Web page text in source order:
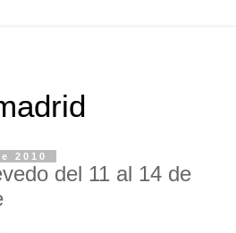
2010
del 11 al 14 de